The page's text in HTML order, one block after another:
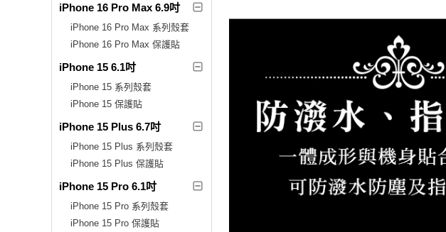
iPhone 16 Pro Max 6.9吋
iPhone 16 Pro Max 系列殼套
iPhone 16 Pro Max 保護貼
iPhone 15 6.1吋
iPhone 15 系列殼套
iPhone 15 保護貼
iPhone 15 Plus 6.7吋
iPhone 15 Plus 系列殼套
iPhone 15 Plus 保護貼
iPhone 15 Pro 6.1吋
iPhone 15 Pro 系列殼套
iPhone 15 Pro 保護貼